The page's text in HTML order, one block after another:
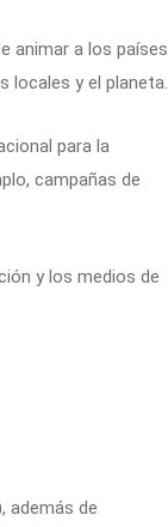
animar a los países
locales y el planeta.
para la
campañas de
y los medios de
además de